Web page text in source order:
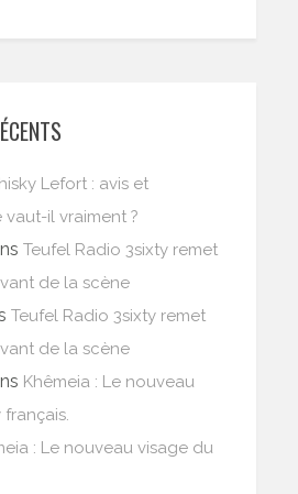
Lefort : avis et
il vraiment ?
Teufel Radio 3sixty remet
de la scène
Teufel Radio 3sixty remet
de la scène
Khêmeia : Le nouveau
: Le nouveau visage du